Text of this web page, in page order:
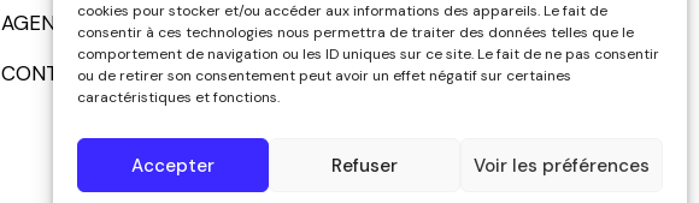
cookies pour stocker et/ou accéder aux informations des appareils. Le fait de
consentir à ces technologies nous permettra de traiter des données telles que le
comportement de navigation ou les ID uniques sur ce site. Le fait de ne pas consentir
ou de retirer son consentement peut avoir un effet négatif sur certaines
caractéristiques et fonctions.
Accepter Refuser Voir les préférences
AGENCE MEDIANE
CONTACT